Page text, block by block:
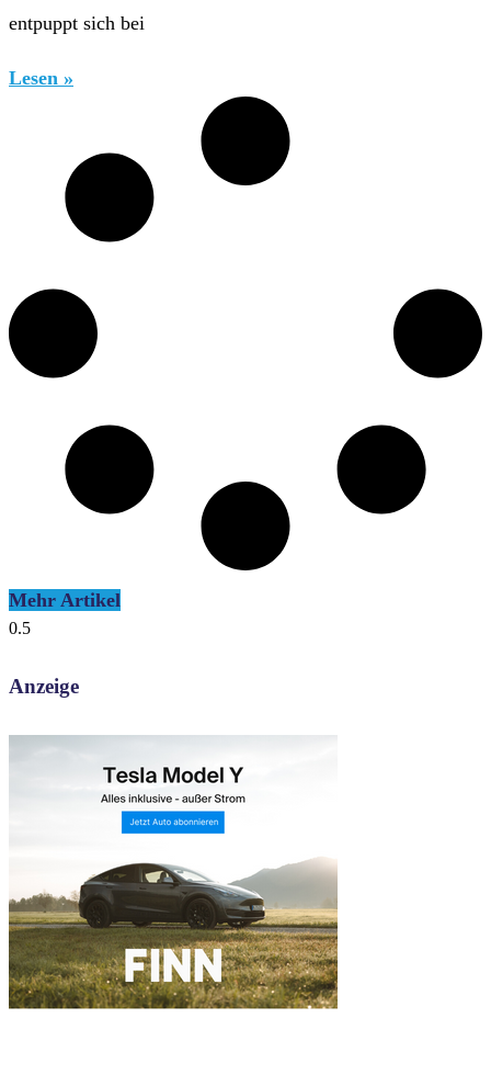
entpuppt sich bei
Lesen »
Mehr Artikel
Anzeige